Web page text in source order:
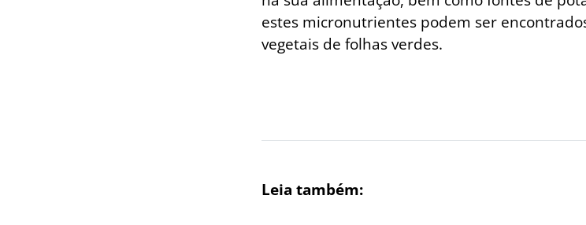
estes micronutrientes podem ser
vegetais de folhas verdes.
Leia também: